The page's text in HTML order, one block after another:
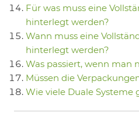
Für was muss eine
hinterlegt werden?
Wann muss eine
hinterlegt werden?
Was passiert, wenn man
Müssen die
Wie viele Duale Systeme